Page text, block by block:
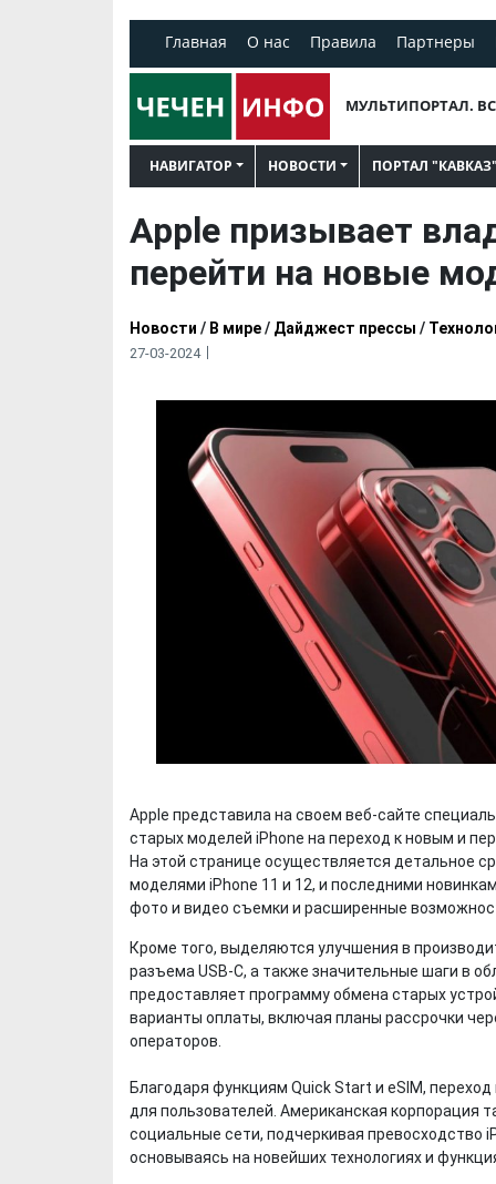
Главная О нас Правила Партнеры
МУЛЬТИПОРТАЛ.
НАВИГАТОР НОВОСТИ ПОРТАЛ "КАВКАЗ"
Apple призывает
перейти на новые
Новости / В мире/ Дайджест прессы /
27-03-2024
Apple представила на своем веб-сайте
старых моделей iPhone на переход к новым и
На этой странице осуществляется детальное
моделями iPhone 11 и 12, и последними
фото и видео съемки и расширенные
Кроме того, выделяются улучшения в
разъема USB-C, а также значительные шаги в
предоставляет программу обмена старых
варианты оплаты, включая планы рассрочки
операторов.
Благодаря функциям Quick Start и eSIM,
для пользователей. Американская корпорация
социальные сети, подчеркивая
основываясь на новейших технологиях и